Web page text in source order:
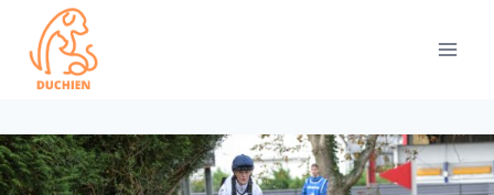
content